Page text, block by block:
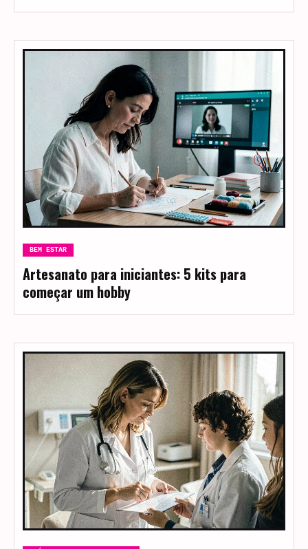
BEM ESTAR
Artesanato para iniciantes: 5 kits para
começar um hobby